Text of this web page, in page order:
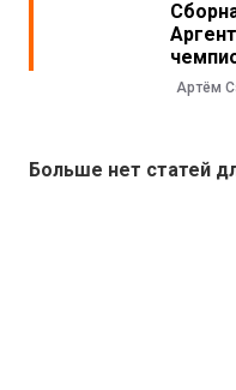
Артём
Больше нет статей